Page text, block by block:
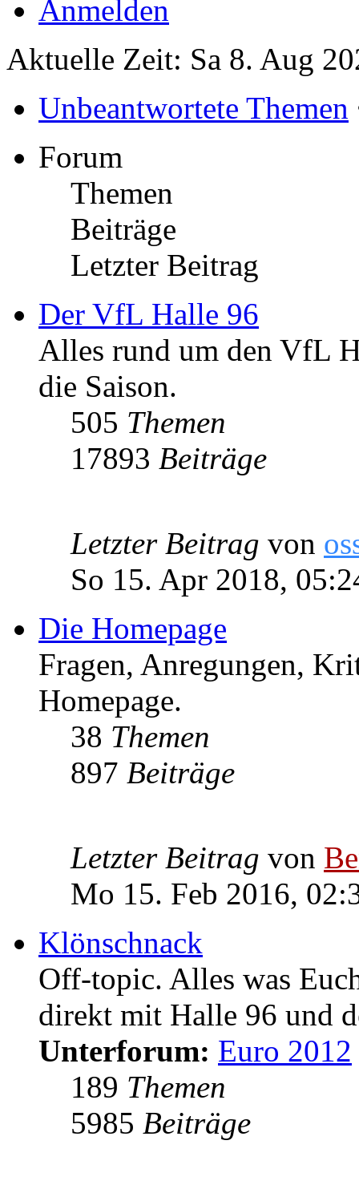
Anmelden
Aktuelle Zeit: Sa 8. Aug
Unbeantwortete Themen
Forum
Themen
Beiträge
Letzter Beitrag
Der VfL Halle 96
Alles rund um den VfL
die Saison.
505 Themen
17893 Beiträge
Letzter Beitrag von
So 15. Apr 2018,
Die Homepage
Fragen, Anregungen,
Homepage.
38 Themen
897 Beiträge
Letzter Beitrag von
Mo 15. Feb 2016,
Klönschnack
Off-topic. Alles was
direkt mit Halle 96 und
Unterforum: Euro 2012
189 Themen
5985 Beiträge